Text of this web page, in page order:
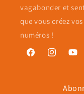
vagabonder et
que vous créez
numéros !
FacebookInstagram